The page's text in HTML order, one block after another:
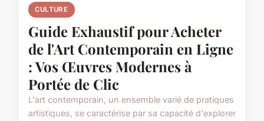
CULTURE
Guide Exhaustif pour Acheter
de l'Art Contemporain en Ligne
: Vos Œuvres Modernes à
Portée de Clic
L'art contemporain, un ensemble varié de pratiques
artistiques, se caractérise par sa capacité d'explorer